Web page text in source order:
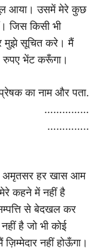
आया। उसमें मेरे कुछ
जिस किसी भी
मुझे सूचित करे। मैं
भेंट करूँगा।
का नाम और पता.
……………
…………..
अमृतसर हर खास आम
कहने में नहीं है
से बेदखल कर
है जो भी कोई
नहीं होऊँगा।